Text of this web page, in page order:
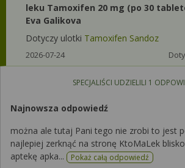
leku Tamoxifen 20 mg (po 30
Eva Galikova
Dotyczy ulotki Tamoxifen Sandoz
2026-07-24
SPECJALIŚCI UDZIELILI 1
Najnowsza odpowiedź
można ale tutaj Pani tego nie zrobi to jest
najlepiej zerknąć na stronę KtoMaLek
aptekę apka...
Pokaż całą odpowiedź